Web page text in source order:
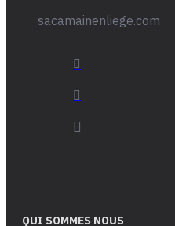
sacamainenliege.com
QUI SOMMES NOUS